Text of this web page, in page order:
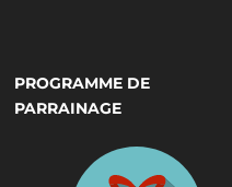
PROGRAMME DE
PARRAINAGE